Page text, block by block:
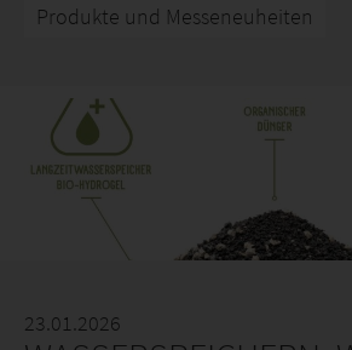
Produkte und Messeneuheiten
23.01.2026